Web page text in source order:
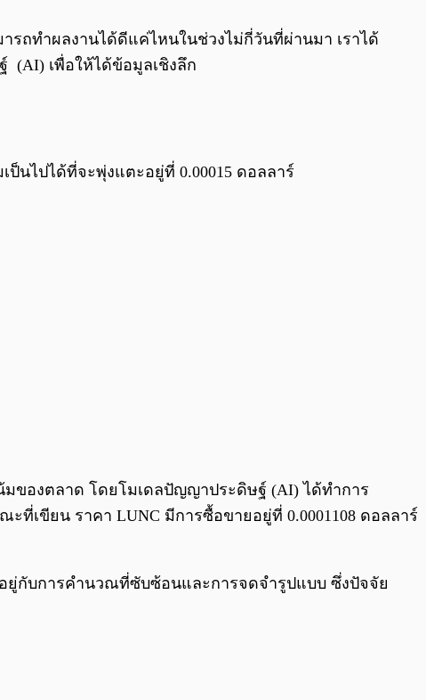
รถทำผลงานได้ดีแค่ไหนในช่วงไม่กี่วันที่ผ่านมา เราได้
(AI) เพื่อให้ได้ข้อมูลเชิงลึก
ป็นไปได้ที่จะพุ่งแตะอยู่ที่ 0.00015 ดอลลาร์
ของตลาด โดยโมเดลปัญญาประดิษฐ์ (AI) ได้ทำการ
เขียน ราคา LUNC มีการซื้อขายอยู่ที่ 0.0001108 ดอลลาร์
กับการคำนวณที่ซับซ้อนและการจดจำรูปแบบ ซึ่งปัจจัย